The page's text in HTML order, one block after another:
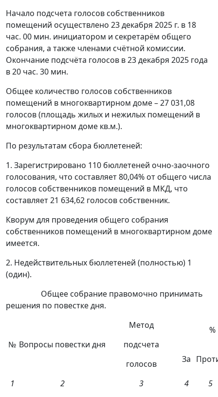
Начало подсчета голосов собственников
помещений осуществлено 23 декабря 2025 г. в 18
час. 00 мин. инициатором и секретарём общего
собрания, а также членами счётной комиссии.
Окончание подсчёта голосов в 23 декабря 2025 года
в 20 час. 30 мин.
Общее количество голосов собственников
помещений в многоквартирном доме – 27 031,08
голосов (площадь жилых и нежилых помещений в
многоквартирном доме кв.м.).
По результатам сбора бюллетеней:
1. Зарегистрировано 110 бюллетеней очно-заочного
голосования, что составляет 80,04% от общего числа
голосов собственников помещений в МКД, что
составляет 21 634,62 голосов собственник.
Кворум для проведения общего собрания
собственников помещений в многоквартирном доме
имеется.
2. Недействительных бюллетеней (полностью) 1
(один).
Общее собрание правомочно принимать
решения по повестке дня.
№ Вопросы повестки дня
Метод
подсчета
голосов
%
За
1 2 3 4 5